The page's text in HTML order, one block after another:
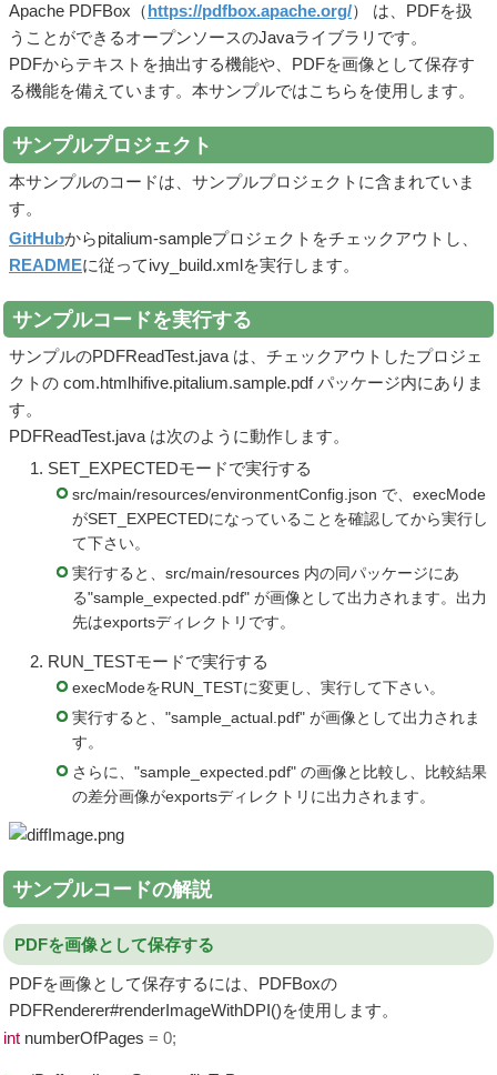
Apache PDFBox（https://pdfbox.apache.org/） は、PDFを扱
うことができるオープンソースのJavaライブラリです。
PDFからテキストを抽出する機能や、PDFを画像として保存す
る機能を備えています。本サンプルではこちらを使用します。
サンプルプロジェクト
本サンプルのコードは、サンプルプロジェクトに含まれていま
す。
GitHubからpitalium-sampleプロジェクトをチェックアウトし、
READMEに従ってivy_build.xmlを実行します。
サンプルコードを実行する
サンプルのPDFReadTest.java は、チェックアウトしたプロジェ
クトの com.htmlhifive.pitalium.sample.pdf パッケージ内にありま
す。
PDFReadTest.java は次のように動作します。
SET_EXPECTEDモードで実行する
src/main/resources/environmentConfig.json で、execMode
がSET_EXPECTEDになっていることを確認してから実行し
て下さい。
実行すると、src/main/resources 内の同パッケージにあ
る"sample_expected.pdf" が画像として出力されます。出力
先はexportsディレクトリです。
RUN_TESTモードで実行する
execModeをRUN_TESTに変更し、実行して下さい。
実行すると、"sample_actual.pdf" が画像として出力されま
す。
さらに、"sample_expected.pdf" の画像と比較し、比較結果
の差分画像がexportsディレクトリに出力されます。
サンプルコードの解説
PDFを画像として保存する
PDFを画像として保存するには、PDFBoxの
PDFRenderer#renderImageWithDPI()を使用します。
int numberOfPages = 0;